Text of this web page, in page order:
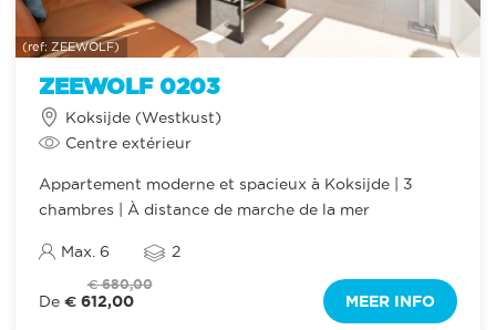
ZEEWOLF 0203
(ref: ZEEWOLF)
Koksijde (Westkust)
Centre extérieur
Appartement moderne et spacieux à Koksijde | 3
chambres | À distance de marche de la mer
Max. 6 2
€ 680,00
De € 612,00 MEER INFO